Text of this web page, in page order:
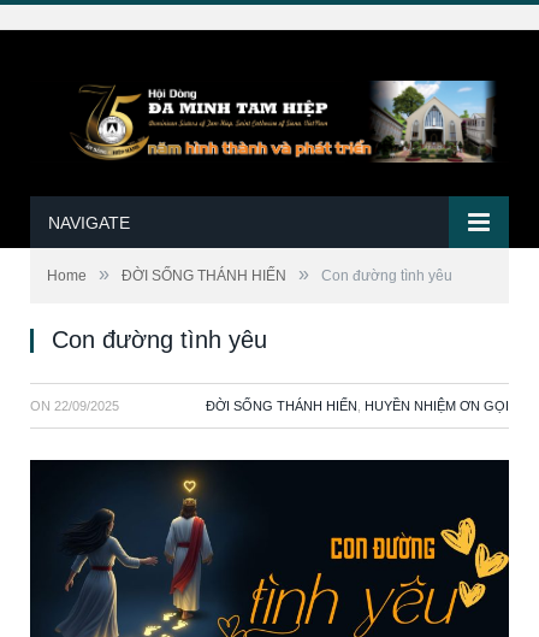
NAVIGATE
Home » ĐỜI SỐNG THÁNH HIẾN » Con đường tình yêu
Con đường tình yêu
ON 22/09/2025 ĐỜI SỐNG THÁNH HIẾN HUYỀN NHIỆM ƠN GỌI